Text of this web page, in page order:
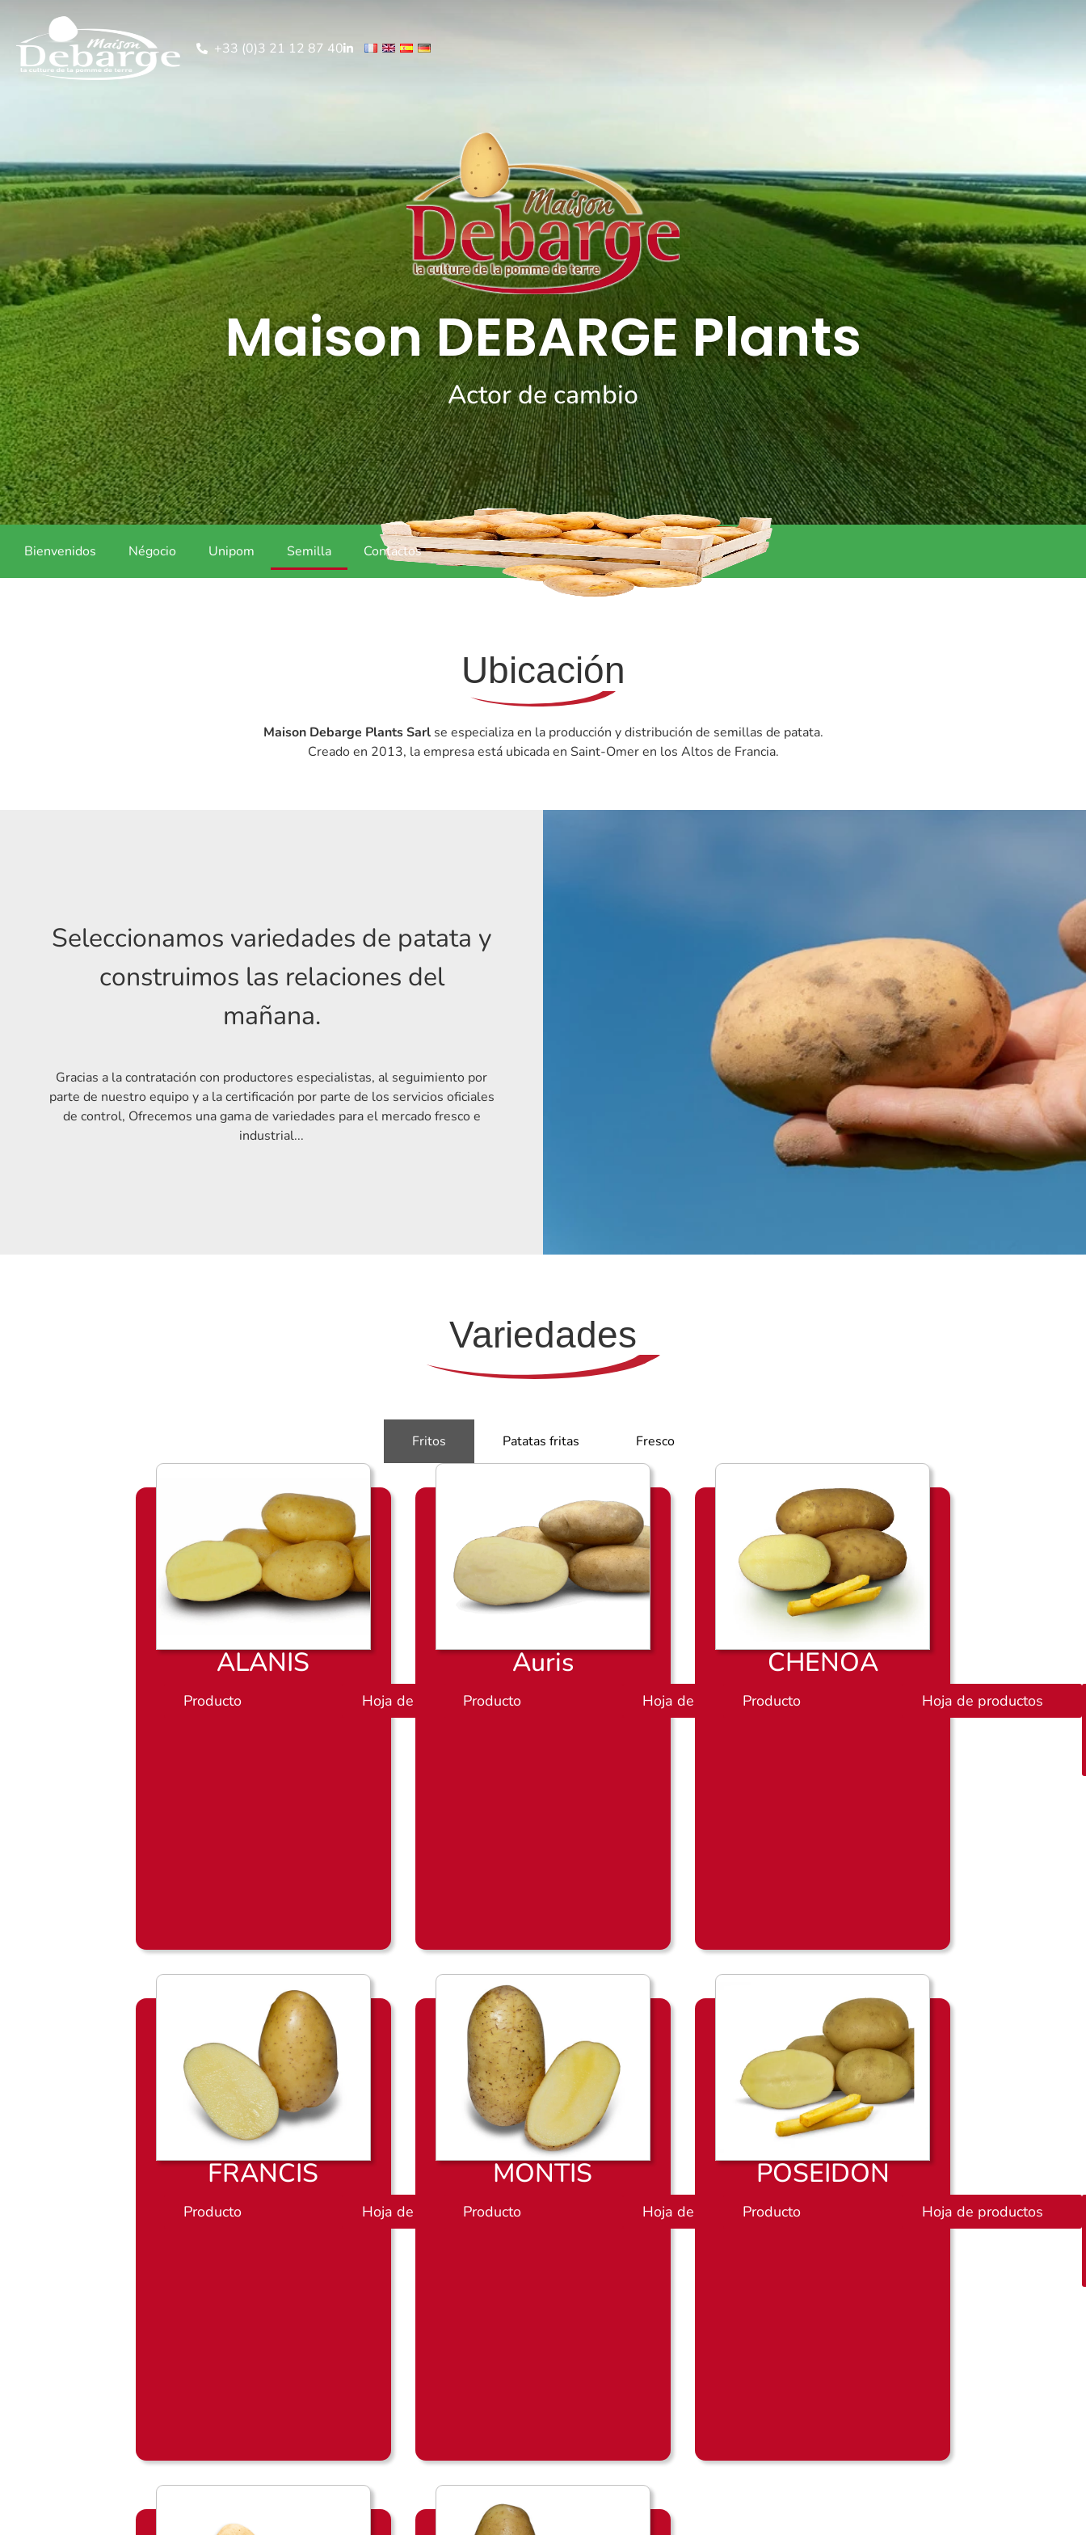
+33 (0)3 21 12 87 40
Maison DEBARGE Plants
Actor de cambio
Bienvenidos Négocio Unipom Semilla Contactos
Ubicación
Maison Debarge Plants Sarlse especializa en la producción y distribución de semillas de patata.
Creado en 2013, la empresa está ubicada en Saint-Omer en los Altos de Francia.
Seleccionamos variedades de patata y
construimos las relaciones del
mañana.
Gracias a la contratación con productores especialistas, al seguimiento por
parte de nuestro equipo y a la certificación por parte de los servicios oficiales
de control, Ofrecemos una gama de variedades para el mercado fresco e
industrial...
Variedades
Fritos Patatas fritas Fresco
ALANIS
Producto Hoja de productos
Auris
Producto Hoja de productos
CHENOA
Producto Hoja de productos
FRANCIS
Producto Hoja de productos
MONTIS
Producto Hoja de productos
POSEIDON
Producto Hoja de productos